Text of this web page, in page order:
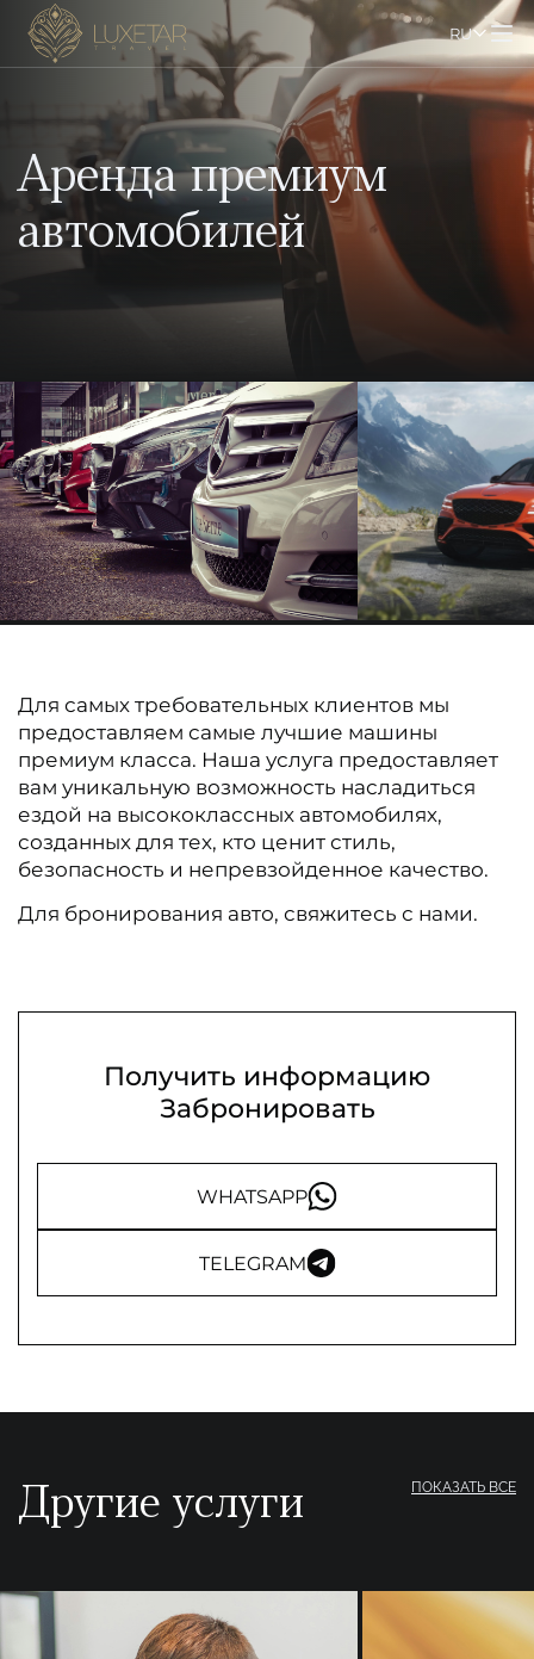
RU
Аренда премиум
автомобилей
Для самых требовательных клиентов мы
предоставляем самые лучшие машины
премиум класса. Наша услуга предоставляет
вам уникальную возможность насладиться
ездой на высококлассных автомобилях,
созданных для тех, кто ценит стиль,
безопасность и непревзойденное качество.
Для бронирования авто, свяжитесь с нами.
Получить информацию
Забронировать
WHATSAPP
TELEGRAM
Другие услуги ПОКАЗАТЬ ВСЕ